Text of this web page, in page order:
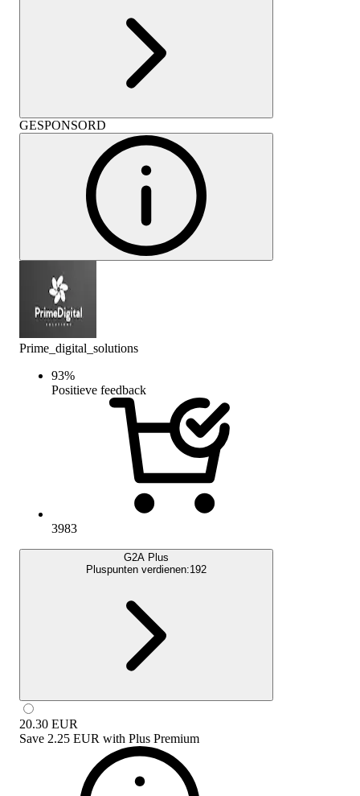
GESPONSORD
Prime_digital_solutions
93%
Positieve feedback
3983
G2A Plus
Pluspunten verdienen:192
20.30 EUR
Save 2.25 EUR with Plus Premium